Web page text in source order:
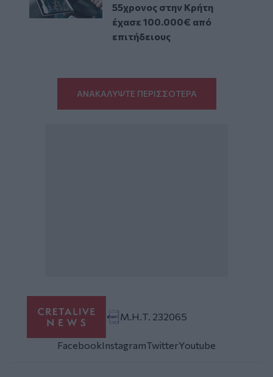
55χρονος στην Κρήτη
έχασε 100.000€ από
επιτήδειους
ΑΝΑΚΑΛΥΨΤΕ ΠΕΡΙΣΣΟΤΕΡΑ
Μ.Η.Τ. 232065
FacebookInstagramTwitterYoutube